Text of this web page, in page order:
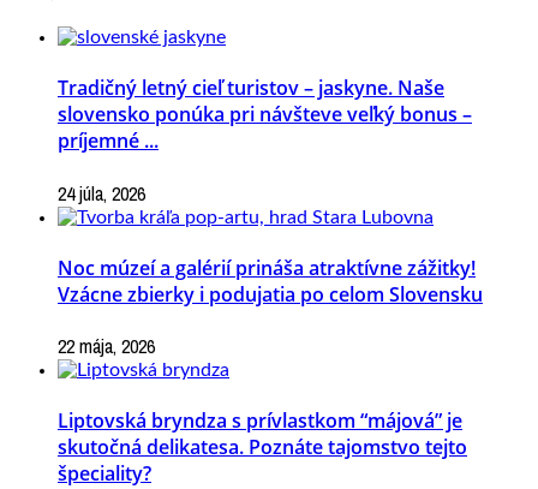
Tradičný letný cieľ turistov – jaskyne. Naše
slovensko ponúka pri návšteve veľký bonus –
príjemné ...
24 júla, 2026
Noc múzeí a galérií prináša atraktívne zážitky!
Vzácne zbierky i podujatia po celom Slovensku
22 mája, 2026
Liptovská bryndza s prívlastkom “májová” je
skutočná delikatesa. Poznáte tajomstvo tejto
špeciality?